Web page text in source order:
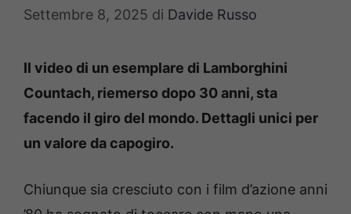
Settembre 8, 2025 di Davide Russo
Il video di un esemplare di Lamborghini
Countach, riemerso dopo 30 anni, sta
facendo il giro del mondo. Dettagli unici per
un valore da capogiro.
Chiunque sia cresciuto con i film d’azione anni